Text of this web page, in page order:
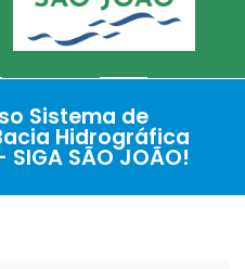
Sistema de
Hidrográfica
SÃO JOÃO!